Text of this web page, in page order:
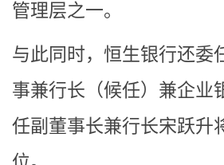
管理层之一。
与此同时，恒生银行还委
事兼行长（候任）兼企业
任副董事长兼行长宋跃升